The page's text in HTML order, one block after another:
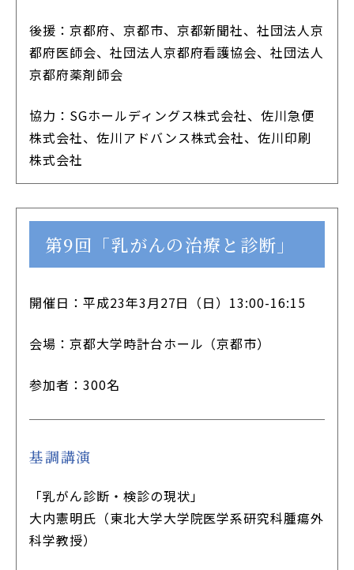
後援：京都府、京都市、京都新聞社、社団法人京
都府医師会、社団法人京都府看護協会、社団法人
京都府薬剤師会
協力：SGホールディングス株式会社、佐川急便
株式会社、佐川アドバンス株式会社、佐川印刷
株式会社
第9回「乳がんの治療と診断」
開催日：平成23年3月27日（日）13:00-16:15
会場：京都大学時計台ホール（京都市）
参加者：300名
基調講演
「乳がん診断・検診の現状」
大内憲明氏（東北大学大学院医学系研究科腫瘍外
科学教授）